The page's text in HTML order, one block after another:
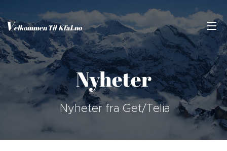
Velkommen Til Kfal.no
Nyheter
Nyheter fra Get/Telia